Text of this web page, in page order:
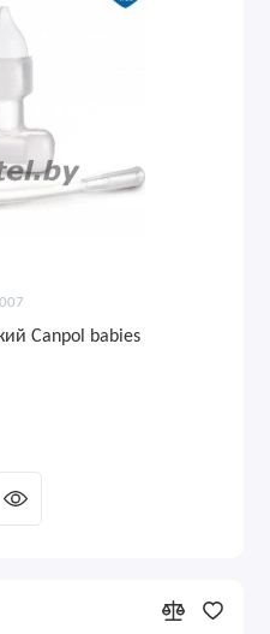
Canpol babies